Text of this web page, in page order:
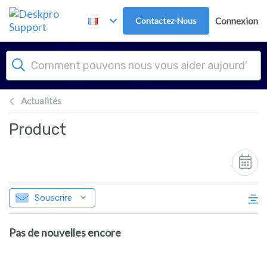
Passer au contenu principal
Contactez-Nous Connexion
Actualités
Product
Souscrire
Pas de nouvelles encore